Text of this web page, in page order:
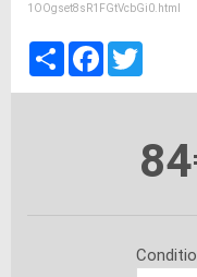
1OOgset8sR1FGtVcbGi0.html
PartagerFacebook